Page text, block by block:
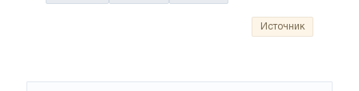
Источник